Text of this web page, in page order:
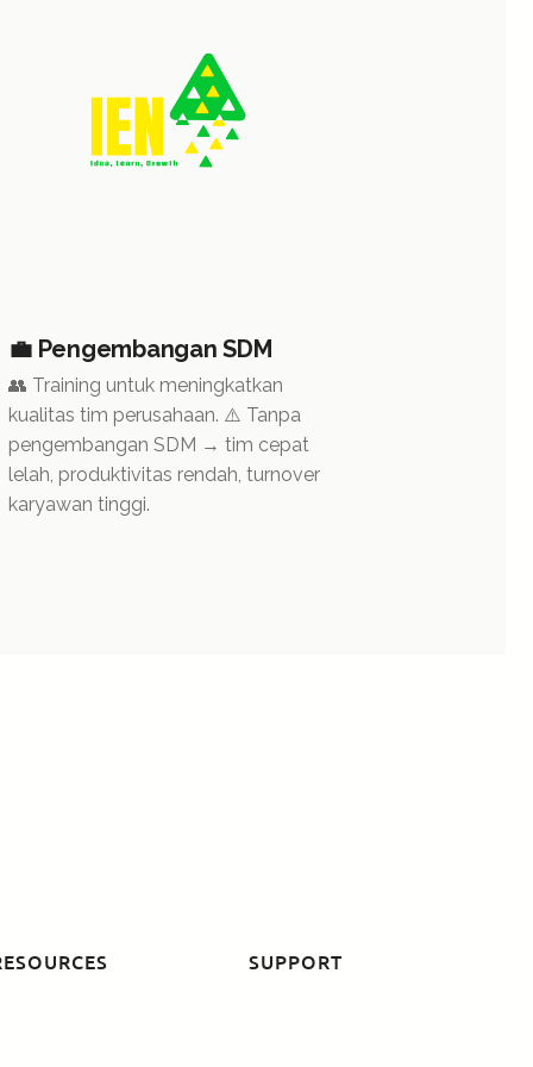
💼 Pengembangan SDM
👥 Training untuk meningkatkan
kualitas tim perusahaan. ⚠️ Tanpa
pengembangan SDM → tim cepat
lelah, produktivitas rendah, turnover
karyawan tinggi.
SUPPORT